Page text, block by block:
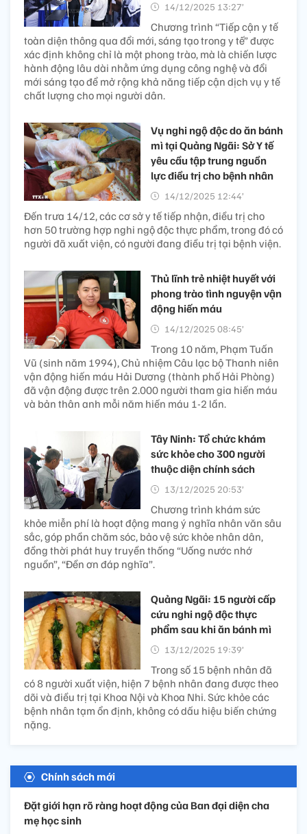
14/12/2025 13:27’
Chương trình “Tiếp cận y tế
toàn diện thông qua đổi mới, sáng tạo trong y tế” được
xác định không chỉ là một phong trào, mà là chiến lược
hành động lâu dài nhằm ứng dụng công nghệ và đổi
mới sáng tạo để mở rộng khả năng tiếp cận dịch vụ y tế
chất lượng cho mọi người dân.
Vụ nghi ngộ độc do ăn bánh
mì tại Quảng Ngãi: Sở Y tế
yêu cầu tập trung nguồn
lực điều trị cho bệnh nhân ​
14/12/2025 12:44’
Đến trưa 14/12, các cơ sở y tế tiếp nhận, điều trị cho
hơn 50 trường hợp nghi ngộ độc thực phẩm, trong đó có
người đã xuất viện, có người đang điều trị tại bệnh viện.
Thủ lĩnh trẻ nhiệt huyết với
phong trào tình nguyện vận
động hiến máu
14/12/2025 08:45’
Trong 10 năm, Phạm Tuấn
Vũ (sinh năm 1994), Chủ nhiệm Câu lạc bộ Thanh niên
vận động hiến máu Hải Dương (thành phố Hải Phòng)
đã vận động được trên 2.000 người tham gia hiến máu
và bản thân anh mỗi năm hiến máu 1-2 lần.
Tây Ninh: Tổ chức khám
sức khỏe cho 300 người
thuộc diện chính sách
13/12/2025 20:53’
Chương trình khám sức
khỏe miễn phí là hoạt động mang ý nghĩa nhân văn sâu
sắc, góp phần chăm sóc, bảo vệ sức khỏe nhân dân,
đồng thời phát huy truyền thống “Uống nước nhớ
nguồn”, “Đền ơn đáp nghĩa”.
Quảng Ngãi: 15 người cấp
cứu nghi ngộ độc thực
phẩm sau khi ăn bánh mì
13/12/2025 19:39’
Trong số 15 bệnh nhân đã
có 8 người xuất viện, hiện 7 bệnh nhân đang được theo
dõi và điều trị tại Khoa Nội và Khoa Nhi. Sức khỏe các
bệnh nhân tạm ổn định, không có dấu hiệu biến chứng
nặng.
Chính sách mới
Đặt giới hạn rõ ràng hoạt động của Ban đại diện cha
mẹ học sinh